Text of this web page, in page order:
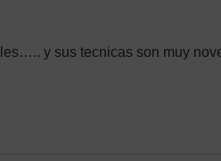
y sus tecnicas son muy